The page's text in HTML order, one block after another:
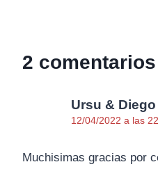
2 comentarios
Ursu & Diego
12/04/2022 a las
Muchisimas gracias por